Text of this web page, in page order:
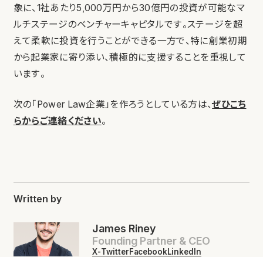
象に、1社あたり5,000万円から30億円の投資が可能なマ
ルチステージのベンチャーキャピタルです。ステージを超
えて柔軟に投資を行うことができる一方で、特に創業初期
から起業家に寄り添い、積極的に支援することを重視して
います。
次の「Power Law企業」を作ろうとしている方は、ぜひこち
らからご連絡ください。
Written by
James Riney
Founding Partner & CEO
X-TwitterFacebookLinkedIn